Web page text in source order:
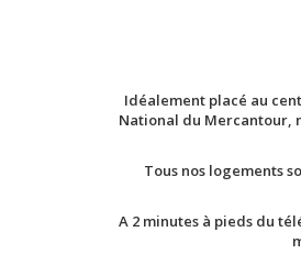
Idéalement placé au
National du Mercantour,
Tous nos logements
A 2 minutes à pieds du